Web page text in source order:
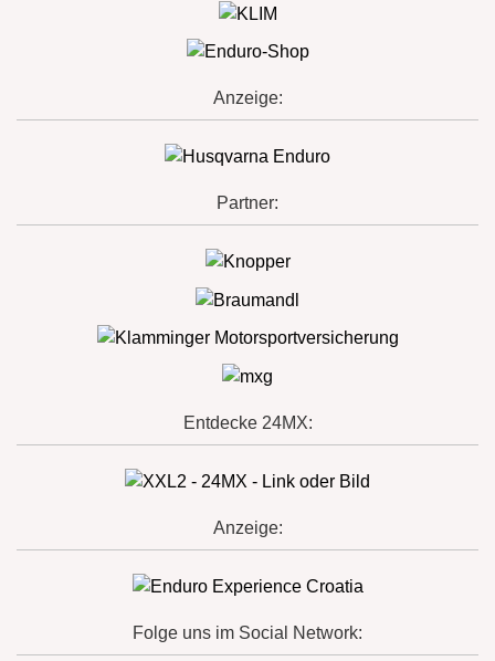
Anzeige:
Partner:
Entdecke 24MX:
Anzeige:
Folge uns im Social Network: